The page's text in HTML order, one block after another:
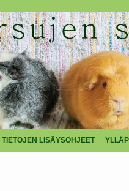
TIETOJEN LISÄYSOHJEET